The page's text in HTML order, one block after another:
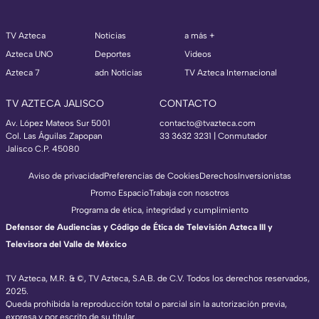
TV Azteca
Azteca UNO
Azteca 7
Noticias
Deportes
adn Noticias
a más +
Videos
TV Azteca Internacional
TV AZTECA JALISCO
Av. López Mateos Sur 5001
Col. Las Águilas Zapopan
Jalisco C.P. 45080
CONTACTO
contacto@tvazteca.com
33 3632 3231 | Conmutador
TV Azteca, M.R. & ©, TV Azteca, S.A.B. de C.V. Todos los derechos reservados,
2025.
Queda prohibida la reproducción total o parcial sin la autorización previa,
expresa y por escrito de su titular.
Aviso de privacidadPreferencias de CookiesDerechosInversionistas
Promo EspacioTrabaja con nosotros
Programa de ética, integridad y cumplimiento
Defensor de Audiencias y Código de Ética de Televisión Azteca III y
Televisora del Valle de México